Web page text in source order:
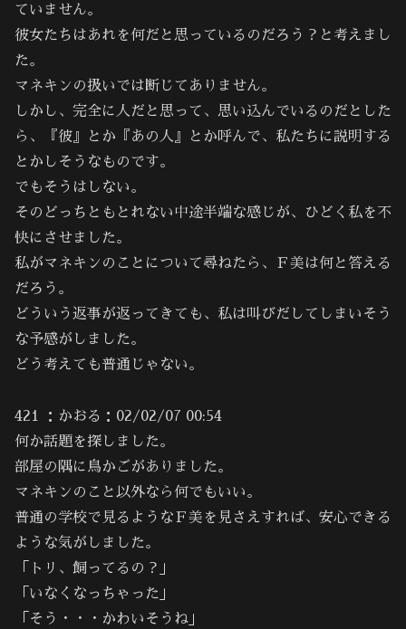
ていません。
彼女たちはあれを何だと思っているのだろう？と考えまし
た。
マネキンの扱いでは断じてありません。
しかし、完全に人だと思って、思い込んでいるのだとした
ら、『彼』とか『あの人』とか呼んで、私たちに説明する
とかしそうなものです。
でもそうはしない。
そのどっちともとれない中途半端な感じが、ひどく私を不
快にさせました。
私がマネキンのことについて尋ねたら、Ｆ美は何と答える
だろう。
どういう返事が返ってきても、私は叫びだしてしまいそう
な予感がしました。
どう考えても普通じゃない。
421 ：かおる：02/02/07 00:54
何か話題を探しました。
部屋の隅に鳥かごがありました。
マネキンのこと以外なら何でもいい。
普通の学校で見るようなＦ美を見さえすれば、安心できる
ような気がしました。
「トリ、飼ってるの？」
「いなくなっちゃった」
「そう・・・かわいそうね」